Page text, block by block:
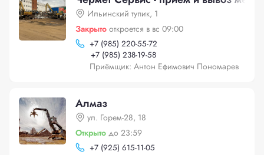
Ильинский тупик, 1
Закрыто откроется в вс 09:00
+7 (985) 220-55-72
+7 (985) 238-19-58
Приёмщик: Антон Ефимович Пономарев
Алмаз
ул. Горем-28, 18
Открыто до 23:59
+7 (925) 615-11-05